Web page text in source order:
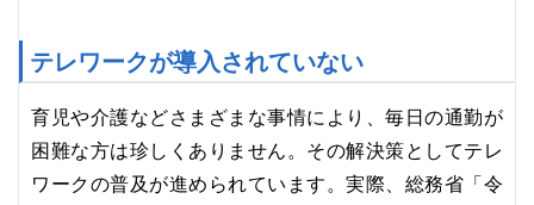
テレワークが導入されていない
育児や介護などさまざまな事情により、毎日の通勤が
困難な方は珍しくありません。その解決策としてテレ
ワークの普及が進められています。実際、総務省「令